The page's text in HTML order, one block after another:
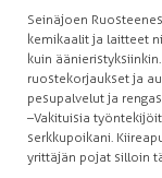
Seinäjoen
kemikaalit ja laitteet
kuin
ruostekorjaukset ja
pesupalvelut ja
–Vakituisia
serkkupoikani.
yrittäjän pojat silloin